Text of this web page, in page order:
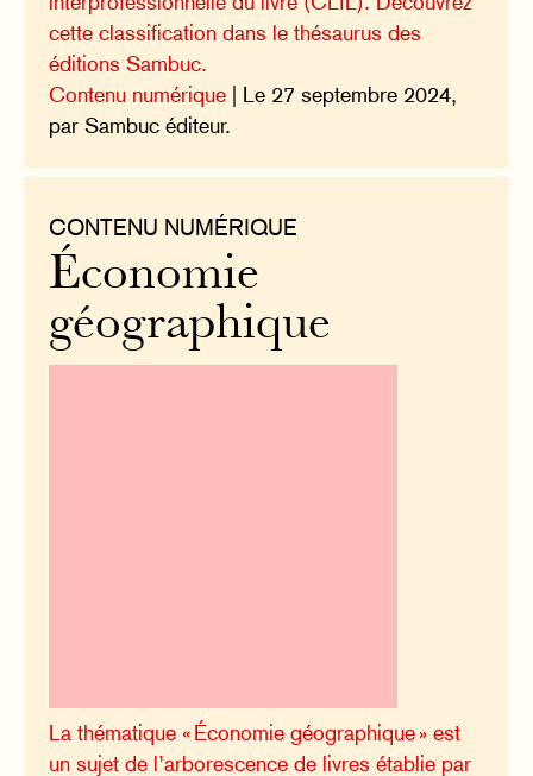
cette classification dans le thésaurus des
éditions Sambuc.
Contenu numérique | Le 27 septembre 2024,
par Sambuc éditeur.
CONTENU NUMÉRIQUE
Économie
géographique
La thématique « Économie géographique » est
un sujet de l’arborescence de livres établie par